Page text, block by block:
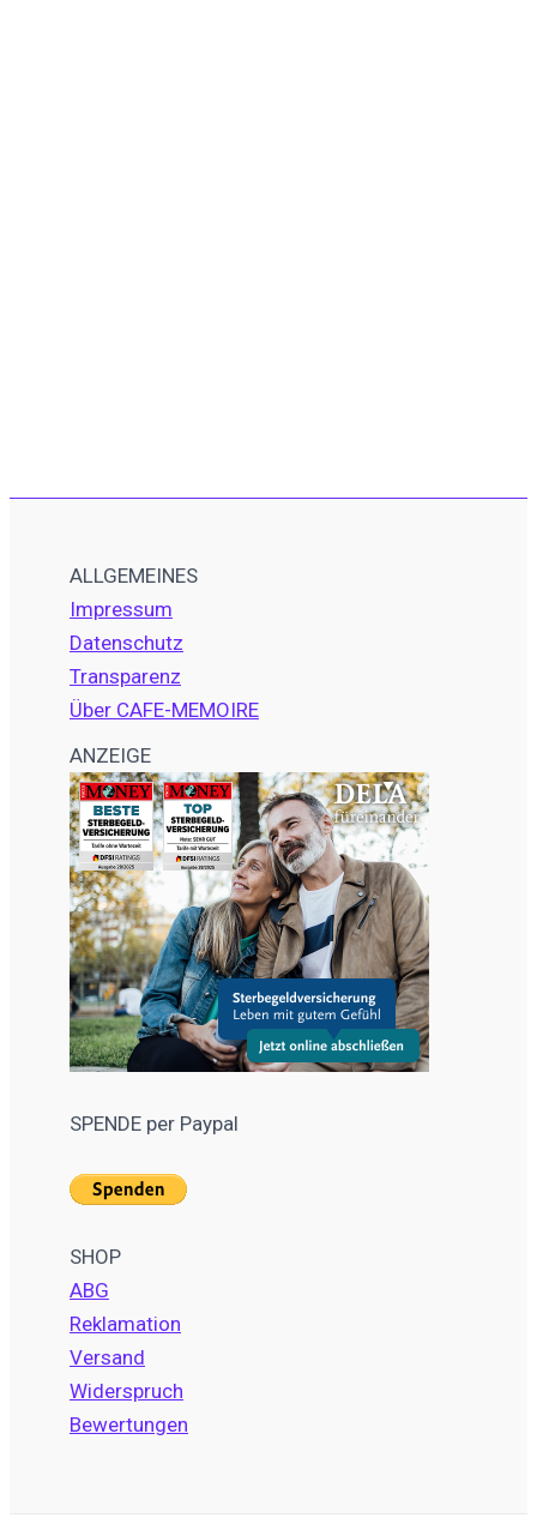
ALLGEMEINES
Impressum
Datenschutz
Transparenz
Über CAFE-MEMOIRE
ANZEIGE
SPENDE per Paypal
SHOP
ABG
Reklamation
Versand
Widerspruch
Bewertungen